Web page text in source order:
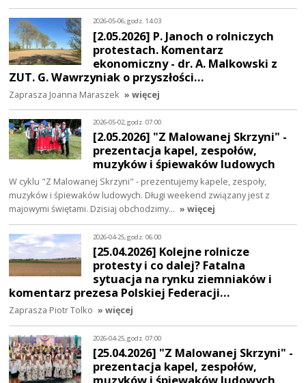
2026-05-06, godz. 14:03
[2.05.2026] P. Janoch o rolniczych
protestach. Komentarz
ekonomiczny - dr. A. Malkowski z
ZUT. G. Wawrzyniak o przyszłości…
Zaprasza Joanna Maraszek » więcej
2026-05-02, godz. 07:00
[2.05.2026] "Z Malowanej Skrzyni" -
prezentacja kapel, zespołów,
muzyków i śpiewaków ludowych
W cyklu "Z Malowanej Skrzyni" - prezentujemy kapele, zespoły,
muzyków i śpiewaków ludowych. Długi weekend związany jest z
majowymi świętami. Dzisiaj obchodzimy… » więcej
2026-04-25, godz. 06:00
[25.04.2026] Kolejne rolnicze
protesty i co dalej? Fatalna
sytuacja na rynku ziemniaków i
komentarz prezesa Polskiej Federacji…
Zaprasza Piotr Tolko » więcej
2026-04-25, godz. 07:00
[25.04.2026] "Z Malowanej Skrzyni" -
prezentacja kapel, zespołów,